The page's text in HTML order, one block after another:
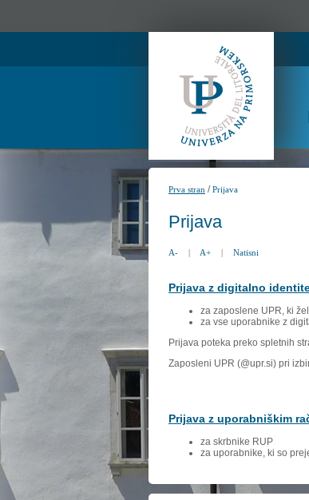
Prva stran /Prijava
Prijava
A- | A+ | Natisni
Prijava z digitalno
za zaposlene UPR, ki
za vse uporabnike z
Prijava poteka preko spletnih
Zaposleni UPR (@upr.si) pri
Prijava z uporabniškim
za skrbnike RUP
za uporabnike, ki so